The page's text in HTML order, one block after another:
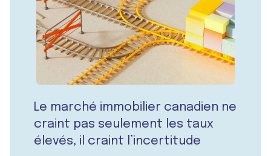
Le marché immobilier canadien ne
craint pas seulement les taux
élevés, il craint l’incertitude